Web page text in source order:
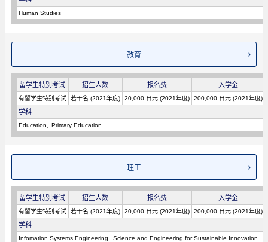
Human Studies
教育
留学生特别考试 招生人数 报名费 入学金
有留学生特别考试 若干名 (2021年度) 20,000 日元 (2021年度) 200,000 日元 (2021年度)
学科
Education Primary Education
理工
留学生特别考试 招生人数 报名费 入学金
有留学生特别考试 若干名 (2021年度) 20,000 日元 (2021年度) 200,000 日元 (2021年度)
学科
Infomation Systems Engineering Science and Engineering for Sustainable Innovation